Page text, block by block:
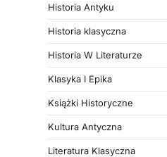
Historia Antyku
Historia klasyczna
Historia W Literaturze
Klasyka I Epika
Książki Historyczne
Kultura Antyczna
Literatura Klasyczna